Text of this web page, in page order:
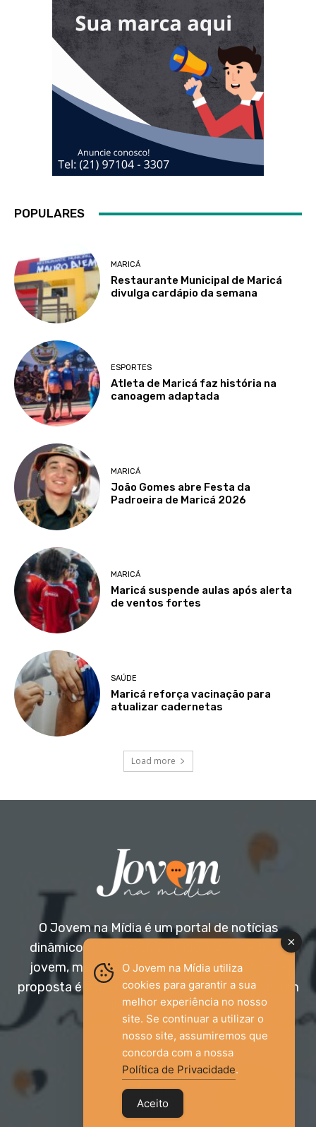
POPULARES
MARICÁ
Restaurante Municipal de Maricá
divulga cardápio da semana
ESPORTES
Atleta de Maricá faz história na
canoagem adaptada
MARICÁ
João Gomes abre Festa da
Padroeira de Maricá 2026
MARICÁ
Maricá suspende aulas após alerta
de ventos fortes
SAÚDE
Maricá reforça vacinação para
atualizar cadernetas
Load more
O Jovem na Mídia é um portal de notícias
dinâmico e acessível, voltado para o público
jovem, mas aberto a todas as idades. Nossa
proposta é trazer informação relevante com um
olhar diferenciado.
Entre em contato:
jovemnamidia2017@gmail.com
O Jovem na Mídia utiliza
cookies para garantir a sua
melhor experiência no nosso
site. Se continuar a utilizar o
nosso site, assumiremos que
concorda com a nossa
Política de Privacidade.
Aceito